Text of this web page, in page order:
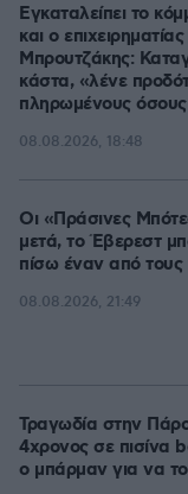
Εγκαταλείπει το
και ο
Μπρουτζάκης:
κάστα, «λένε
πληρωμένους
08.08.2026, 18:48
Οι «Πράσινες
μετά, το Έβερεστ
πίσω έναν από τους
08.08.2026, 21:49
Τραγωδία στην
4χρονος σε πισίνα
ο μπάρμαν για να